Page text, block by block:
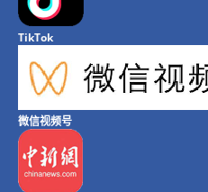
TikTok
微信视频号